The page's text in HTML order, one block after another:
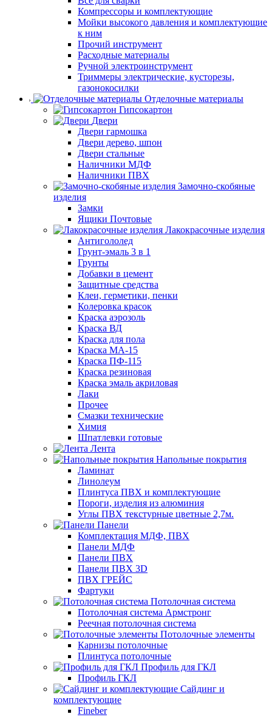
Компрессоры и комплектующие
Мойки высокого давления и комплектующие
к ним
Прочий инструмент
Расходные материалы
Ручной электроинструмент
Триммеры электрические, кусторезы,
газонокосилки
Отделочные материалы
Гипсокартон
Двери
Двери гармошка
Двери дерево, шпон
Двери стальные
Наличники МДФ
Наличники ПВХ
Замочно-скобяные
изделия
Замки
Ящики Почтовые
Лакокрасочные изделия
Антигололед
Грунт-эмаль 3 в 1
Грунты
Добавки в цемент
Защитные средства
Клеи, герметики, пенки
Колеровка красок
Краска аэрозоль
Краска ВД
Краска для пола
Краска МА-15
Краска ПФ-115
Краска резиновая
Краска эмаль акриловая
Лаки
Прочее
Смазки технические
Химия
Шпатлевки готовые
Лента
Напольные покрытия
Ламинат
Линолеум
Плинтуса ПВХ и комплектующие
Пороги, изделия из алюминия
Углы ПВХ текстурные цветные 2,7м.
Панели
Комплектация МДФ, ПВХ
Панели МДФ
Панели ПВХ
Панели ПВХ 3D
ПВХ ГРЕЙС
Фартуки
Потолочная система
Потолочная система Армстронг
Реечная потолочная система
Потолочные элементы
Карнизы потолочные
Плинтуса потолочные
Профиль для ГКЛ
Профиль ГКЛ
Сайдинг и
комплектующие
Fineber